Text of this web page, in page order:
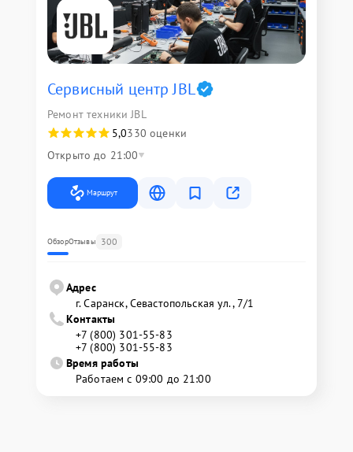
Сервисный центр JBL
Ремонт техники JBL
5,0330 оценки
Открыто до 21:00
Маршрут
ОбзорОтзывы 300
Адрес
г. Саранск, Севастопольская ул., 7/1
Контакты
+7 (800) 301-55-83
+7 (800) 301-55-83
Время работы
Работаем с 09:00 до 21:00